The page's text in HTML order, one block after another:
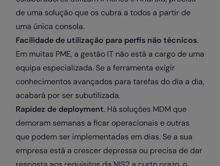
de uma solução que os cubra a todos a partir de
uma única consola.
Facilidade de utilização para perfis não técnicos.
Em muitas PME, a gestão IT não está a cargo de uma
equipa especializada. Se a ferramenta exigir
conhecimentos avançados para tarefas do dia a dia,
acabará por ser subutilizada.
Rapidez de deployment. Há soluções MDM que
demoram semanas a ficar operacionais e outras
que podem ser implementadas em dias. Se a sua
empresa está a crescer depressa ou precisa de dar